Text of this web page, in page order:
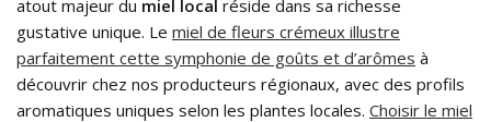
atout majeur du miel local réside dans sa richesse
gustative unique. Le miel de fleurs crémeux illustre
parfaitement cette symphonie de goûts et d’arômes à
découvrir chez nos producteurs régionaux, avec des profils
aromatiques uniques selon les plantes locales. Choisir le miel